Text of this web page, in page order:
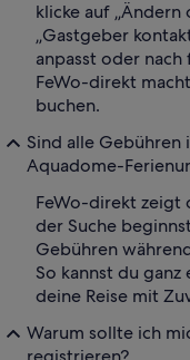
klicke auf
„Gastgeber
anpasst oder
FeWo-direkt
buchen.
Sind alle Gebühren
Aquadome-
FeWo-direkt zeigt
der Suche
Gebühren
So kannst du
deine Reise mit
Warum sollte ich